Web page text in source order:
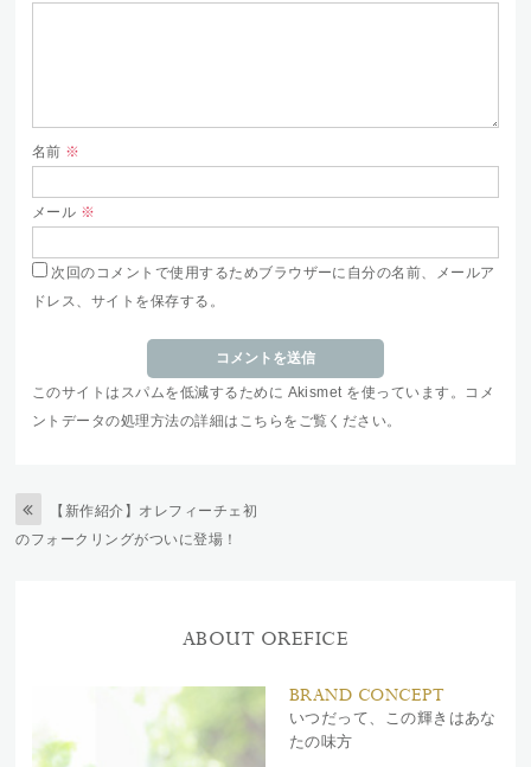
名前 ※
メール ※
次回のコメントで使用するためブラウザーに自分の名前、メールア
ドレス、サイトを保存する。
このサイトはスパムを低減するために Akismet を使っています。
コメ
ントデータの処理方法の詳細はこちらをご覧ください。
【新作紹介】オレフィーチェ初
のフォークリングがついに登場！
ABOUT OREFICE
BRAND CONCEPT
いつだって、この輝きはあな
たの味方